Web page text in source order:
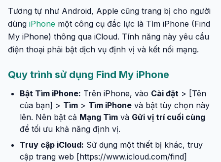
Tương tự như Android, Apple cũng trang bị cho người
dùng iPhone một công cụ đắc lực là Tìm iPhone (Find
My iPhone) thông qua iCloud. Tính năng này yêu cầu
điện thoại phải bật dịch vụ định vị và kết nối mạng.
Quy trình sử dụng Find My iPhone
Bật Tìm iPhone: Trên iPhone, vào Cài đặt > [Tên
của bạn] > Tìm > Tìm iPhone và bật tùy chọn này
lên. Nên bật cả Mạng Tìm và Gửi vị trí cuối cùng
để tối ưu khả năng định vị.
Truy cập iCloud: Sử dụng một thiết bị khác, truy
cập trang web [https://www.icloud.com/find]